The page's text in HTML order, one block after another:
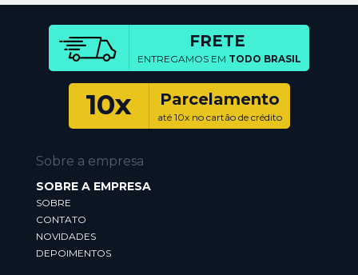
FRETE
ENTREGAMOS EM TODO BRASIL
10x Parcelamento
até 10x no cartão de crédito
Sobre a empresa
SOBRE A EMPRESA
SOBRE
CONTATO
NOVIDADES
DEPOIMENTOS